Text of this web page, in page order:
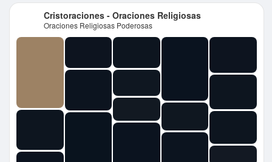
Cristoraciones - Oraciones Religiosas
Oraciones Religiosas Poderosas